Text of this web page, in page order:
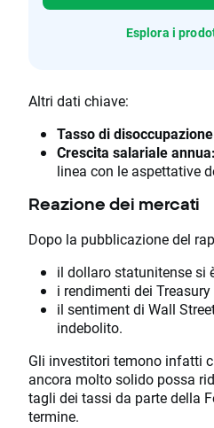
Esplora i
Altri dati chiave:
Tasso di
Crescita salariale annua:
linea con le aspettative
Reazione dei mercati
Dopo la pubblicazione del
il dollaro statunitense si
i rendimenti dei
il sentiment di Wall
indebolito.
Gli investitori temono infatti
ancora molto solido possa
tagli dei tassi da parte della
termine.